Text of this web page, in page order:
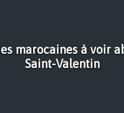
marocaines à voir
Saint-Valentin